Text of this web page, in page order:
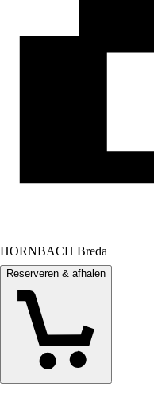
HORNBACH Breda
Reserveren & afhalen